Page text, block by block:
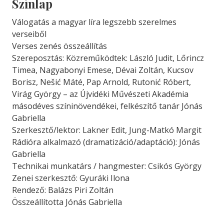
Színlap
Válogatás a magyar líra legszebb szerelmes
verseiből
Verses zenés összeállítás
Szereposztás: Közreműködtek: László Judit, Lőrincz
Timea, Nagyabonyi Emese, Dévai Zoltán, Kucsov
Borisz, Nešić Máté, Pap Arnold, Rutonić Róbert,
Virág György – az Újvidéki Művészeti Akadémia
másodéves színinövendékei, felkészítő tanár Jónás
Gabriella
Szerkesztő/lektor: Lakner Edit, Jung-Matkó Margit
Rádióra alkalmazó (dramatizáció/adaptáció): Jónás
Gabriella
Technikai munkatárs / hangmester: Csikós György
Zenei szerkesztő: Gyuráki Ilona
Rendező: Balázs Piri Zoltán
Összeállította Jónás Gabriella